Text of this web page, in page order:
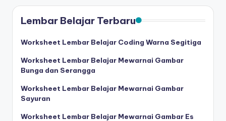
r
-
L
e
m
b
-
download
menulis
anak
tk
-
kerja
Lembar Belajar Terbaru
Worksheet Lembar Belajar Coding Warna Segitiga
Worksheet Lembar Belajar Mewarnai Gambar
Bunga dan Serangga
Worksheet Lembar Belajar Mewarnai Gambar
Sayuran
Worksheet Lembar Belajar Mewarnai Gambar Es